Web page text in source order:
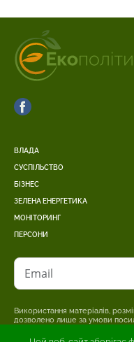
ВЛАДА
СУСПІЛЬСТВО
БІЗНЕС
ЗЕЛЕНА ЕНЕРГЕТИКА
МОНІТОРИНГ
ПЕРСОНИ
Email
Використання матеріалів,
дозволено лише за умови
гіперпосилання на сторінку,